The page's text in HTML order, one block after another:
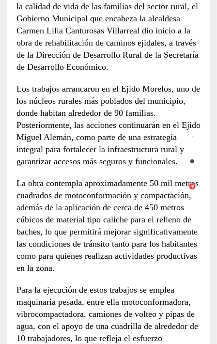
la calidad de vida de las familias del sector rural, el
Gobierno Municipal que encabeza la alcaldesa
Carmen Lilia Canturosas Villarreal dio inicio a la
obra de rehabilitación de caminos ejidales, a través
de la Dirección de Desarrollo Rural de la Secretaría
de Desarrollo Económico.
Los trabajos arrancaron en el Ejido Morelos, uno de
los núcleos rurales más poblados del municipio,
donde habitan alrededor de 90 familias.
Posteriormente, las acciones continuarán en el Ejido
Miguel Alemán, como parte de una estrategia
integral para fortalecer la infraestructura rural y
garantizar accesos más seguros y funcionales.
La obra contempla aproximadamente 50 mil metros
cuadrados de motoconformación y compactación,
además de la aplicación de cerca de 450 metros
cúbicos de material tipo caliche para el relleno de
baches, lo que permitirá mejorar significativamente
las condiciones de tránsito tanto para los habitantes
como para quienes realizan actividades productivas
en la zona.
Para la ejecución de estos trabajos se emplea
maquinaria pesada, entre ella motoconformadora,
vibrocompactadora, camiones de volteo y pipas de
agua, con el apoyo de una cuadrilla de alrededor de
10 trabajadores, lo que refleja el esfuerzo